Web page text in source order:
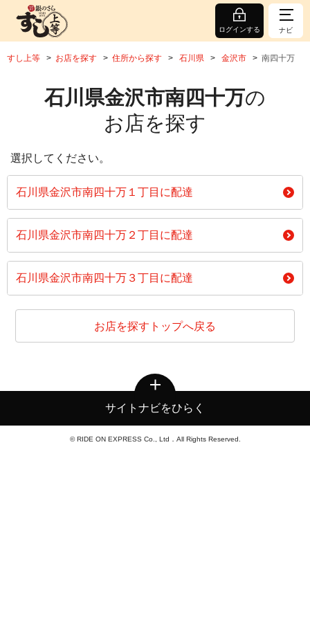
ログインする ナビ
すし上等 お店を探す 住所から探す 石川県 金沢市 南四十万
石川県金沢市南四十万の
お店を探す
選択してください。
石川県金沢市南四十万１丁目に配達
石川県金沢市南四十万２丁目に配達
石川県金沢市南四十万３丁目に配達
お店を探すトップへ戻る
サイトナビをひらく
© RIDE ON EXPRESS Co., Ltd．All Rights Reserved.